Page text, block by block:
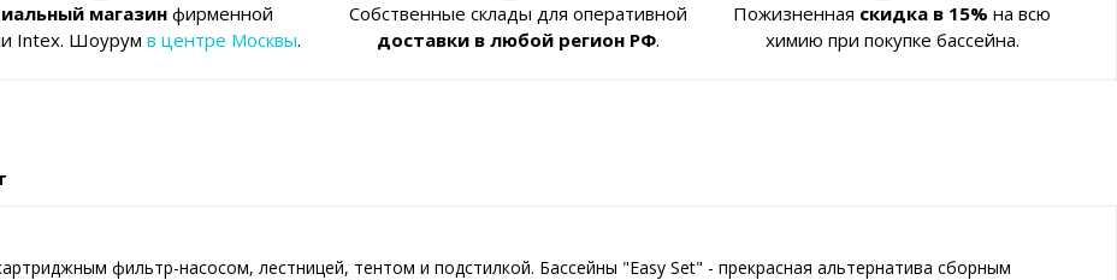
магазинфирменной
Intex. Шоурумв центре Москвы.
Собственные склады для оперативной
доставки в любой регион РФ.
Пожизненная скидка в 15% на всю
химию при покупке бассейна.
фильтр-насосом, лестницей, тентом и подстилкой. Бассейны "Easy Set" - прекрасная альтернатива сборным